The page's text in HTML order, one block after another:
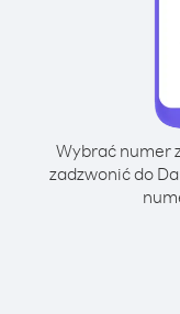
Wybrać numer
zadzwonić do